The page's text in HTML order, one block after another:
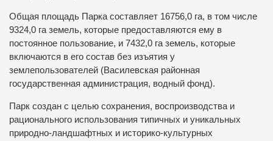
Общая площадь Парка составляет 16756,0 га, в том числе
9324,0 га земель, которые предоставляются ему в
постоянное пользование, и 7432,0 га земель, которые
включаются в его состав без изъятия у
землепользователей (Василевская районная
государственная администрация, водный фонд).
Парк создан с целью сохранения, воспроизводства и
рационального использования типичных и уникальных
природно-ландшафтных и историко-культурных